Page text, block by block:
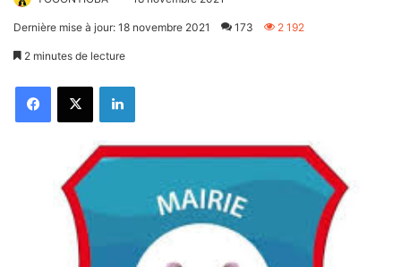
Dernière mise à jour: 18 novembre 2021 173 2 192
2 minutes de lecture
FacebookX Linkedin